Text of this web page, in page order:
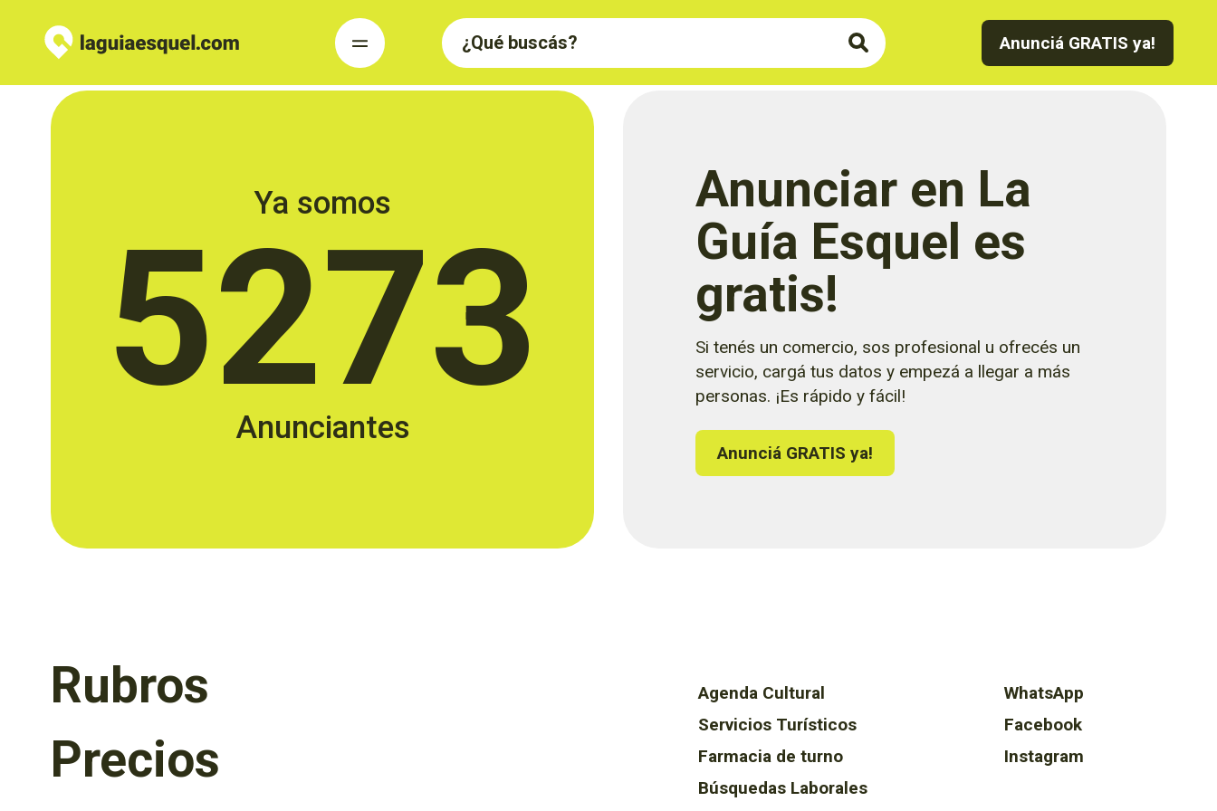
Anunciá GRATIS ya!
Ya somos
5273
Anunciantes
Anunciar en La
Guía Esquel es
gratis!
Si tenés un comercio, sos profesional u ofrecés un
servicio, cargá tus datos y empezá a llegar a más
personas. ¡Es rápido y fácil!
Anunciá GRATIS ya!
Rubros
Precios
Agenda Cultural
Servicios Turísticos
Farmacia de turno
Búsquedas Laborales
WhatsApp
Facebook
Instagram